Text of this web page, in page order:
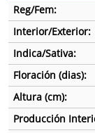
Reg/Fem:
Interior/Exterior:
Indica/Sativa:
Floración (dias):
Altura (cm):
Producción